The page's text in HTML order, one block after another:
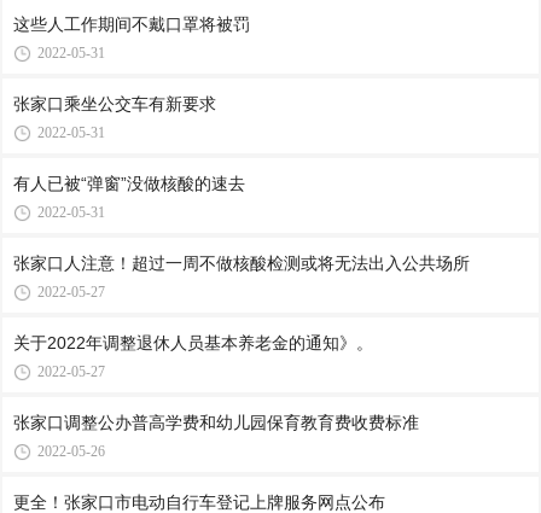
这些人工作期间不戴口罩将被罚
2022-05-31
张家口乘坐公交车有新要求
2022-05-31
有人已被“弹窗”没做核酸的速去
2022-05-31
张家口人注意！超过一周不做核酸检测或将无法出入公共场所
2022-05-27
关于2022年调整退休人员基本养老金的通知》。
2022-05-27
张家口调整公办普高学费和幼儿园保育教育费收费标准
2022-05-26
更全！张家口市电动自行车登记上牌服务网点公布